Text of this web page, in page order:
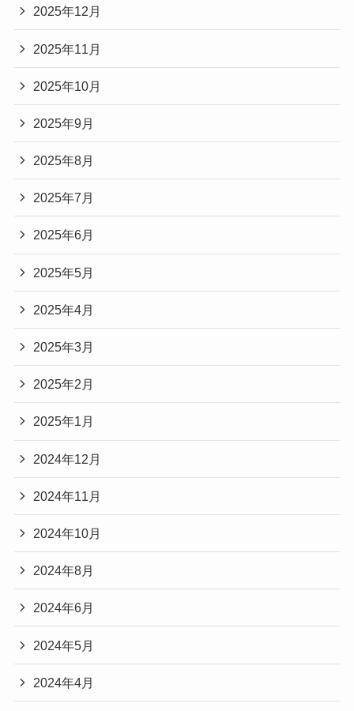
2025年12月
2025年11月
2025年10月
2025年9月
2025年8月
2025年7月
2025年6月
2025年5月
2025年4月
2025年3月
2025年2月
2025年1月
2024年12月
2024年11月
2024年10月
2024年8月
2024年6月
2024年5月
2024年4月